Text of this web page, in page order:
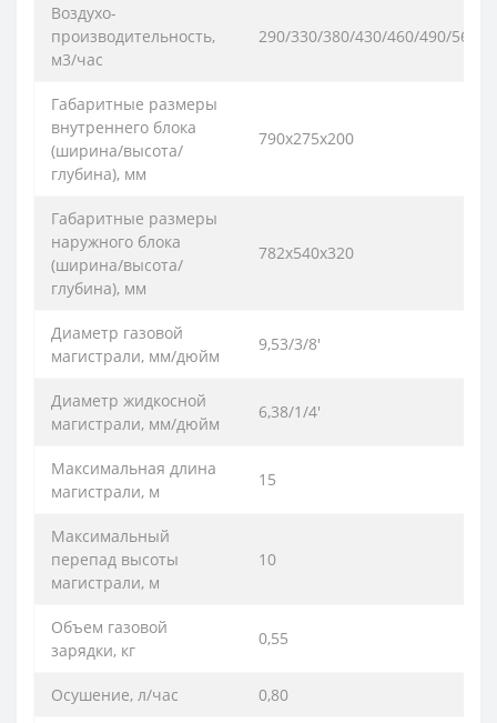
Воздухо-
производительность,
м3/час
290/330/380/430/460/490/560
Габаритные размеры
внутреннего блока
(ширина/высота/
глубина), мм
790х275х200
Габаритные размеры
наружного блока
(ширина/высота/
глубина), мм
782х540х320
Диаметр газовой
магистрали, мм/дюйм
9,53/3/8'
Диаметр жидкосной
магистрали, мм/дюйм
6,38/1/4'
Максимальная длина
магистрали, м
15
Максимальный
перепад высоты
магистрали, м
10
Объем газовой
зарядки, кг
0,55
Осушение, л/час 0,80